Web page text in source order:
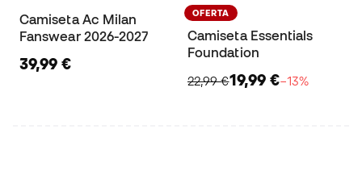
Camiseta Ac Milan
Fanswear 2026-2027
39,99 €
OFERTA
Camiseta Essentials
Foundation
22,99 €19,99 €−13%